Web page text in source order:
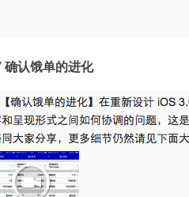
确认饿单的进化